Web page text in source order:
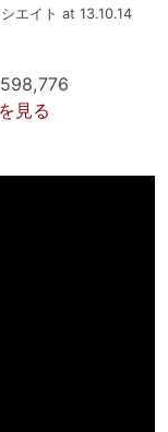
エイト at 13.10.14
見る